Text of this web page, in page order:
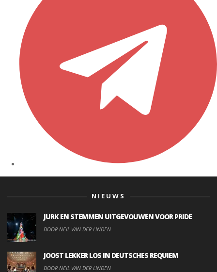
NIEUWS
JURK EN STEMMEN UITGEVOUWEN VOOR PRIDE
DOOR NEIL VAN DER LINDEN
JOOST LEKKER LOS IN DEUTSCHES REQUIEM
DOOR NEIL VAN DER LINDEN